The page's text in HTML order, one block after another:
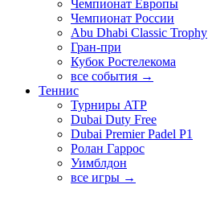
Чемпионат Европы
Чемпионат России
Abu Dhabi Classic Trophy
Гран-при
Кубок Ростелекома
все события →
Теннис
Турниры ATP
Dubai Duty Free
Dubai Premier Padel P1
Ролан Гаррос
Уимблдон
все игры →